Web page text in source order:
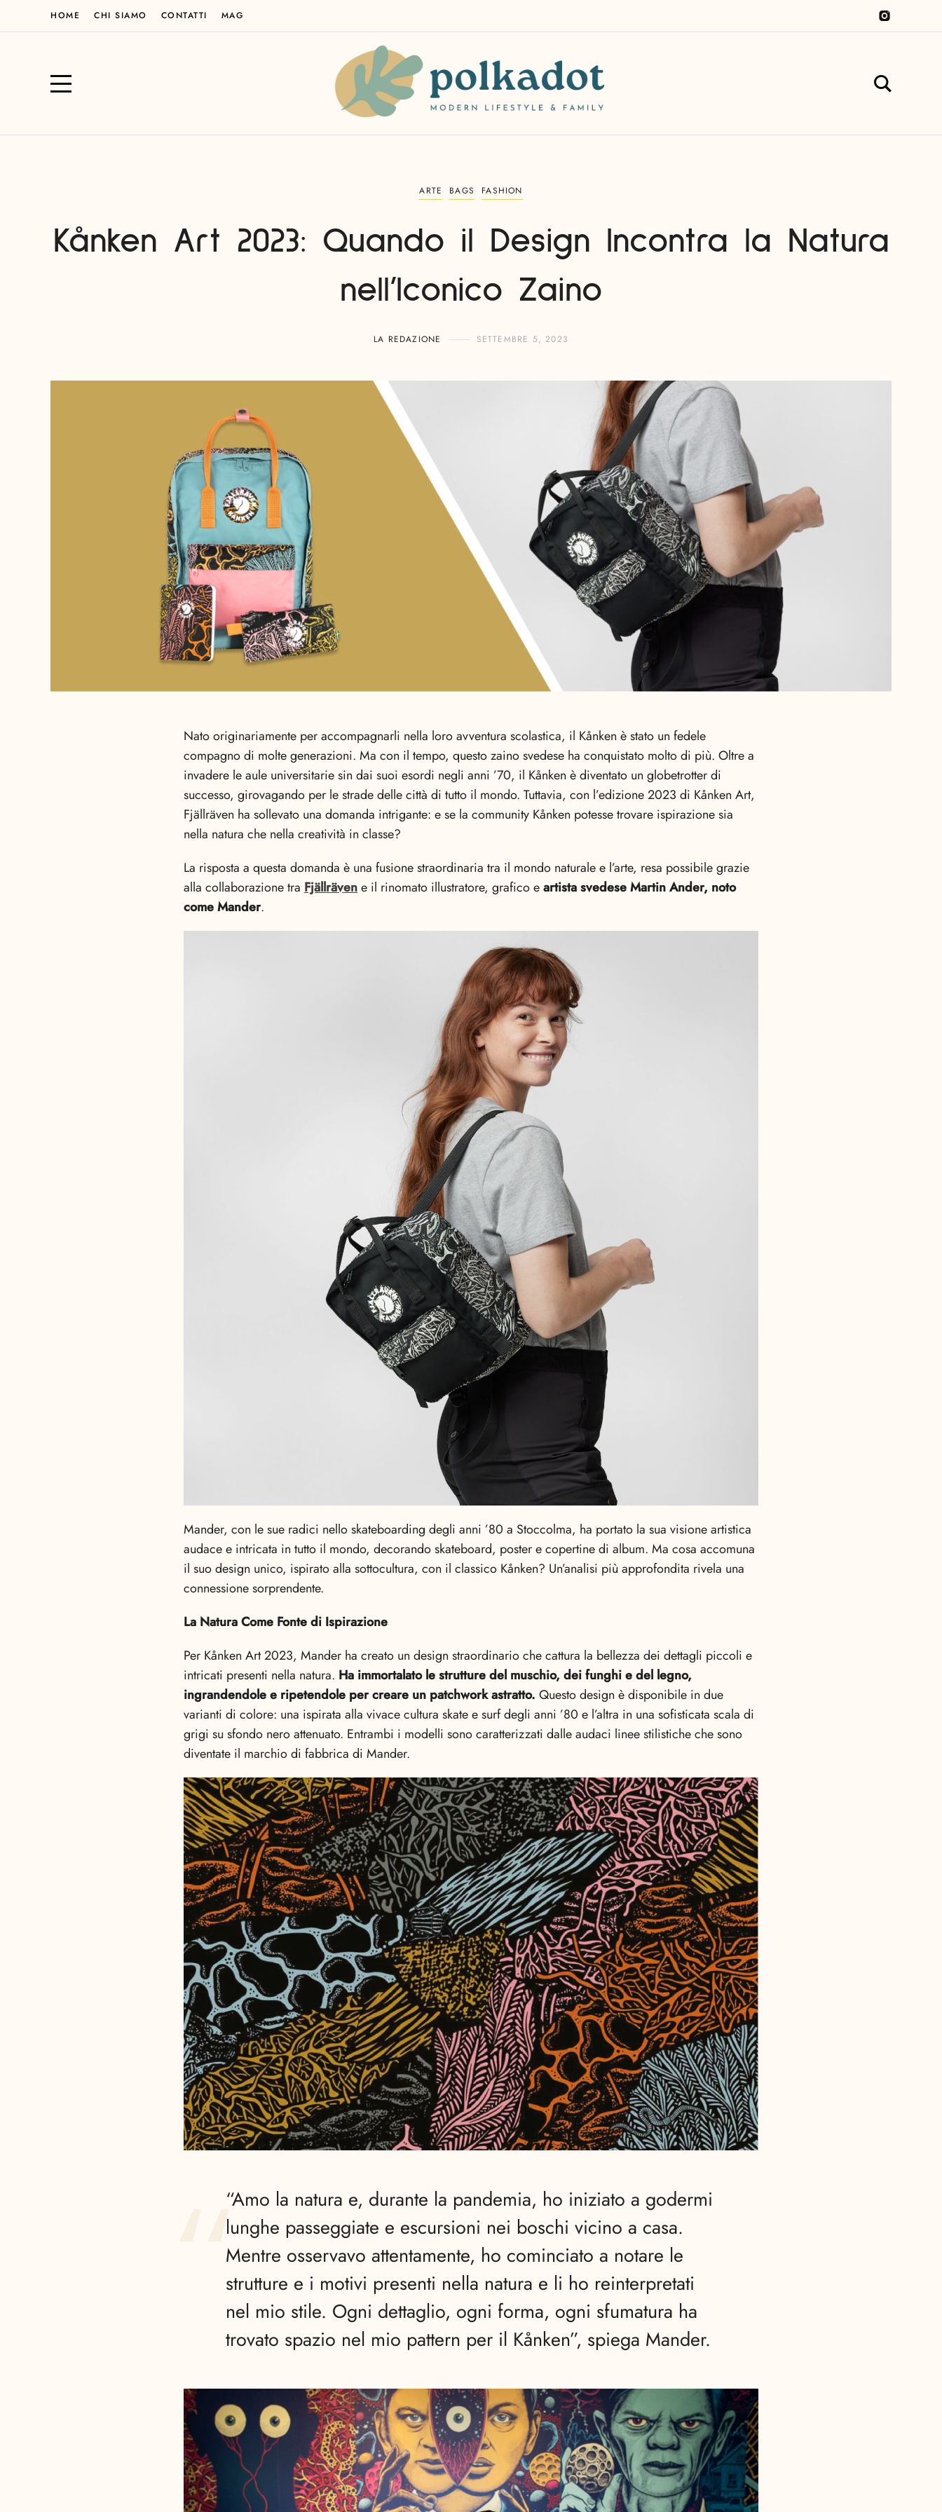
HOME CHI SIAMO CONTATTI MAG
ARTE BAGS FASHION
Kånken Art 2023: Quando il Design Incontra la Natura
nell’Iconico Zaino
LA REDAZIONE SETTEMBRE 5, 2023
Nato originariamente per accompagnarli nella loro avventura scolastica, il Kånken è stato un fedele
compagno di molte generazioni. Ma con il tempo, questo zaino svedese ha conquistato molto di più. Oltre a
invadere le aule universitarie sin dai suoi esordi negli anni ’70, il Kånken è diventato un globetrotter di
successo, girovagando per le strade delle città di tutto il mondo. Tuttavia, con l’edizione 2023 di Kånken Art,
Fjällräven ha sollevato una domanda intrigante: e se la community Kånken potesse trovare ispirazione sia
nella natura che nella creatività in classe?
La risposta a questa domanda è una fusione straordinaria tra il mondo naturale e l’arte, resa possibile grazie
alla collaborazione tra Fjällrävene il rinomato illustratore, grafico eartista svedese Martin Ander, noto
come Mander.
Mander, con le sue radici nello skateboarding degli anni ’80 a Stoccolma, ha portato la sua visione artistica
audace e intricata in tutto il mondo, decorando skateboard, poster e copertine di album. Ma cosa accomuna
il suo design unico, ispirato alla sottocultura, con il classico Kånken? Un’analisi più approfondita rivela una
connessione sorprendente.
La Natura Come Fonte di Ispirazione
Per Kånken Art 2023, Mander ha creato un design straordinario che cattura la bellezza dei dettagli piccoli e
intricati presenti nella natura. Ha immortalato le strutture del muschio, dei funghi e del legno,
ingrandendole e ripetendole per creare un patchwork astratto. Questo design è disponibile in due
varianti di colore: una ispirata alla vivace cultura skate e surf degli anni ’80 e l’altra in una sofisticata scala di
grigi su sfondo nero attenuato. Entrambi i modelli sono caratterizzati dalle audaci linee stilistiche che sono
diventate il marchio di fabbrica di Mander.
“Amo la natura e, durante la pandemia, ho iniziato a godermi
lunghe passeggiate e escursioni nei boschi vicino a casa.
Mentre osservavo attentamente, ho cominciato a notare le
strutture e i motivi presenti nella natura e li ho reinterpretati
nel mio stile. Ogni dettaglio, ogni forma, ogni sfumatura ha
trovato spazio nel mio pattern per il Kånken”, spiega Mander.